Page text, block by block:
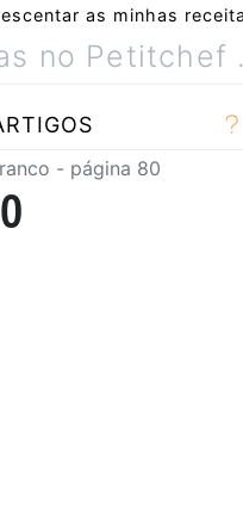
as minhas
- página 80